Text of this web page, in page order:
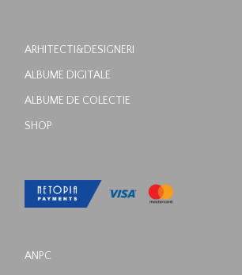
ARHITECTI&DESIGNERI
ALBUME DIGITALE
ALBUME DE COLECTIE
SHOP
ANPC